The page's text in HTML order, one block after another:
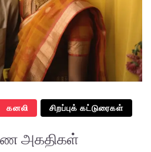
கனலி சிறப்புக் கட்டுரைகள்
அகதிகள்